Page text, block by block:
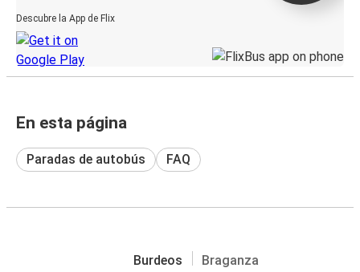
Descubre la App de Flix
En esta página
Paradas de autobús FAQ
Burdeos Braganza